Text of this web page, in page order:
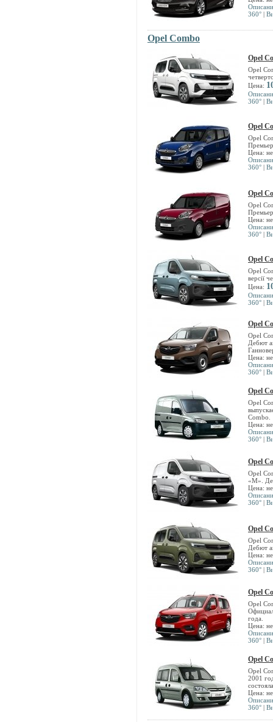
360° |
Opel Combo
Opel
Opel
Цена:
360° |
Opel
Opel
Цена:
360° |
Opel
Opel
Цена:
360° |
Opel
Opel
версії
Цена:
360° |
Opel
Opel
Дебют
Цена:
360° |
Opel
Opel
Combo.
Цена:
360° |
Opel
Opel
«М».
Цена:
360° |
Opel
Opel
Дебют
Цена:
360° |
Opel
Opel
года.
Цена:
360° |
Opel
Opel
2001
Цена:
360° |